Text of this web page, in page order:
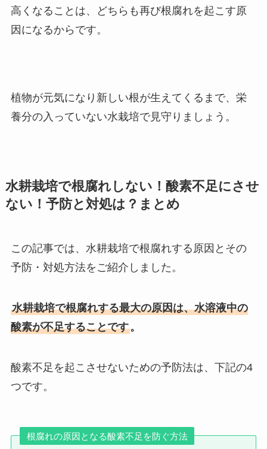
高くなることは、どちらも再び根腐れを起こす原
因になるからです。
植物が元気になり新しい根が生えてくるまで、栄
養分の入っていない水栽培で見守りましょう。
水耕栽培で根腐れしない！酸素不足にさせ
ない！予防と対処は？まとめ
この記事では、水耕栽培で根腐れする原因とその
予防・対処方法をご紹介しました。
水耕栽培で根腐れする最大の原因は、水溶液中の
酸素が不足することです。
酸素不足を起こさせないための予防法は、下記の4
つです。
根腐れの原因となる酸素不足を防ぐ方法